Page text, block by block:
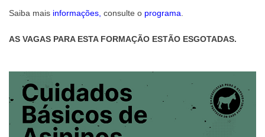
Saiba mais informações consulte o programa
AS VAGAS PARA ESTA FORMAÇÃO ESTÃO ESGOTADAS.